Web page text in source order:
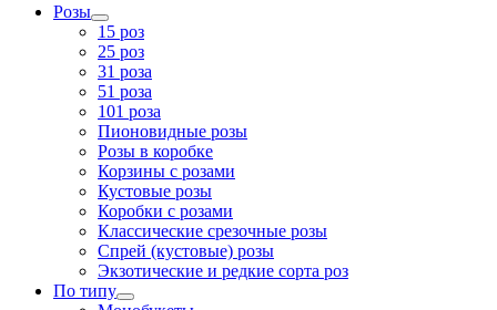
Розы
15 роз
25 роз
31 роза
51 роза
101 роза
Пионовидные розы
Розы в коробке
Корзины с розами
Кустовые розы
Коробки с розами
Классические срезочные розы
Спрей (кустовые) розы
Экзотические и редкие сорта роз
По типу